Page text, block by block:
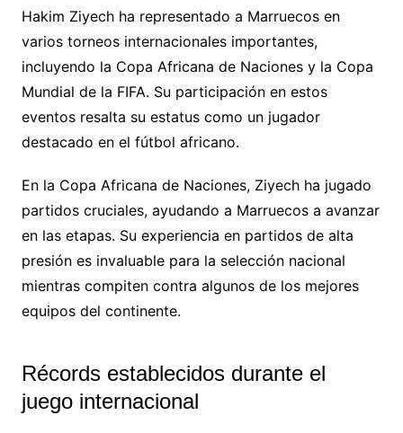
Hakim Ziyech ha representado a Marruecos en
varios torneos internacionales importantes,
incluyendo la Copa Africana de Naciones y la Copa
Mundial de la FIFA. Su participación en estos
eventos resalta su estatus como un jugador
destacado en el fútbol africano.
En la Copa Africana de Naciones, Ziyech ha jugado
partidos cruciales, ayudando a Marruecos a avanzar
en las etapas. Su experiencia en partidos de alta
presión es invaluable para la selección nacional
mientras compiten contra algunos de los mejores
equipos del continente.
Récords establecidos durante el
juego internacional